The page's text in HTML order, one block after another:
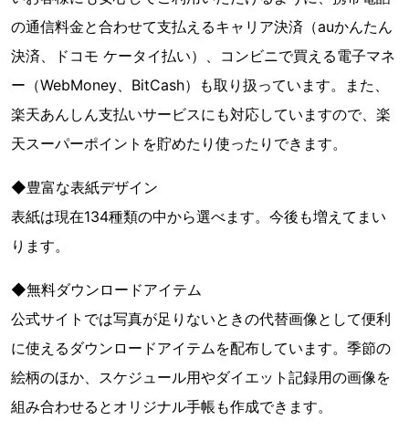
の通信料金と合わせて支払えるキャリア決済（auかんたん
決済、ドコモ ケータイ払い）、コンビニで買える電子マネ
ー（WebMoney、BitCash）も取り扱っています。また、
楽天あんしん支払いサービスにも対応していますので、楽
天スーパーポイントを貯めたり使ったりできます。
◆豊富な表紙デザイン
表紙は現在134種類の中から選べます。今後も増えてまい
ります。
◆無料ダウンロードアイテム
公式サイトでは写真が足りないときの代替画像として便利
に使えるダウンロードアイテムを配布しています。季節の
絵柄のほか、スケジュール用やダイエット記録用の画像を
組み合わせるとオリジナル手帳も作成できます。